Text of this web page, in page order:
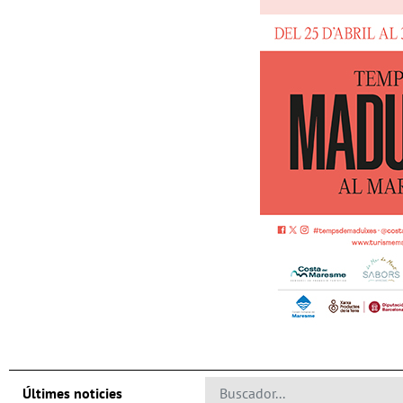
Últimes noticies